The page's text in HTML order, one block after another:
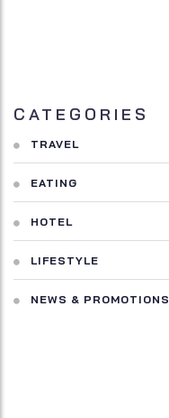
CATEGORIES
TRAVEL
EATING
HOTEL
LIFESTYLE
NEWS & PROMOTIONS